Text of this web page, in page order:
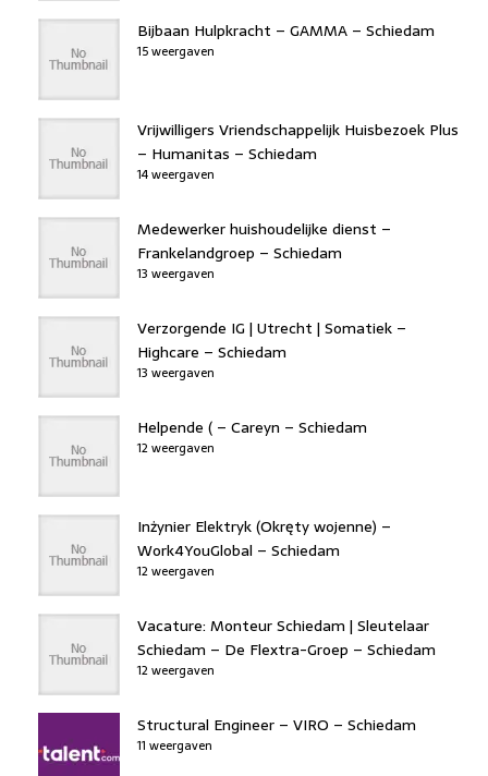
Bijbaan Hulpkracht – GAMMA – Schiedam
15 weergaven
Vrijwilligers Vriendschappelijk Huisbezoek Plus
– Humanitas – Schiedam
14 weergaven
Medewerker huishoudelijke dienst –
Frankelandgroep – Schiedam
13 weergaven
Verzorgende IG | Utrecht | Somatiek –
Highcare – Schiedam
13 weergaven
Helpende ( – Careyn – Schiedam
12 weergaven
Inżynier Elektryk (Okręty wojenne) –
Work4YouGlobal – Schiedam
12 weergaven
Vacature: Monteur Schiedam | Sleutelaar
Schiedam – De Flextra-Groep – Schiedam
12 weergaven
Structural Engineer – VIRO – Schiedam
11 weergaven